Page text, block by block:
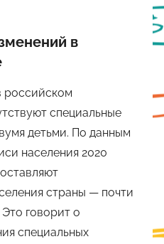
в
российском
специальные
детьми. По данным
населения 2020
страны — почти
говорит о
специальных